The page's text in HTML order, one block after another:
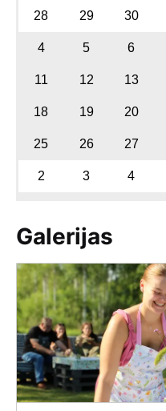
28 29 30
4 5 6
11 12 13
18 19 20
25 26 27
2 3 4
Galerijas